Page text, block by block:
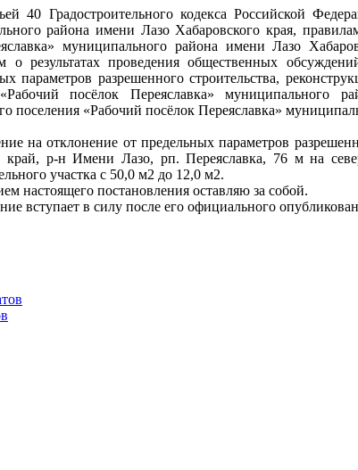
40 Градостроительного кодекса Российской
района имени Лазо Хабаровского края,
муниципального района имени Лазо
о результатах проведения общественных
параметров разрешенного строительства,
посёлок Переяславка» муниципального
поселения «Рабочий посёлок Переяславка»
на отклонение от предельных параметров
край, р-н Имени Лазо, рп. Переяславка, 76 м на
участка с 50,0 м2 до 12,0 м2.
настоящего постановления оставляю за собой.
вступает в силу после его официального